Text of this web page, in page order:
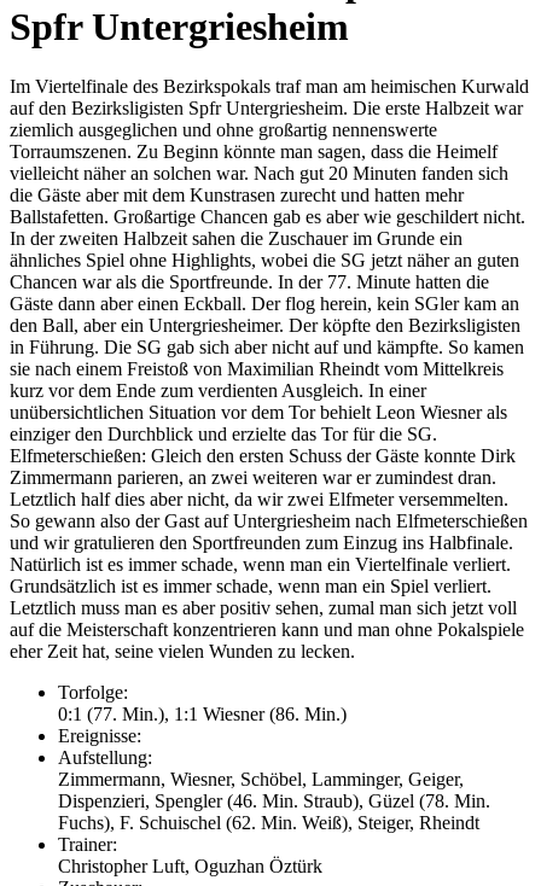
Spfr Untergriesheim
Im Viertelfinale des Bezirkspokals traf man am heimischen Kurwald
auf den Bezirksligisten Spfr Untergriesheim. Die erste Halbzeit war
ziemlich ausgeglichen und ohne großartig nennenswerte
Torraumszenen. Zu Beginn könnte man sagen, dass die Heimelf
vielleicht näher an solchen war. Nach gut 20 Minuten fanden sich
die Gäste aber mit dem Kunstrasen zurecht und hatten mehr
Ballstafetten. Großartige Chancen gab es aber wie geschildert nicht.
In der zweiten Halbzeit sahen die Zuschauer im Grunde ein
ähnliches Spiel ohne Highlights, wobei die SG jetzt näher an guten
Chancen war als die Sportfreunde. In der 77. Minute hatten die
Gäste dann aber einen Eckball. Der flog herein, kein SGler kam an
den Ball, aber ein Untergriesheimer. Der köpfte den Bezirksligisten
in Führung. Die SG gab sich aber nicht auf und kämpfte. So kamen
sie nach einem Freistoß von Maximilian Rheindt vom Mittelkreis
kurz vor dem Ende zum verdienten Ausgleich. In einer
unübersichtlichen Situation vor dem Tor behielt Leon Wiesner als
einziger den Durchblick und erzielte das Tor für die SG.
Elfmeterschießen: Gleich den ersten Schuss der Gäste konnte Dirk
Zimmermann parieren, an zwei weiteren war er zumindest dran.
Letztlich half dies aber nicht, da wir zwei Elfmeter versemmelten.
So gewann also der Gast auf Untergriesheim nach Elfmeterschießen
und wir gratulieren den Sportfreunden zum Einzug ins Halbfinale.
Natürlich ist es immer schade, wenn man ein Viertelfinale verliert.
Grundsätzlich ist es immer schade, wenn man ein Spiel verliert.
Letztlich muss man es aber positiv sehen, zumal man sich jetzt voll
auf die Meisterschaft konzentrieren kann und man ohne Pokalspiele
eher Zeit hat, seine vielen Wunden zu lecken.
Torfolge:
0:1 (77. Min.), 1:1 Wiesner (86. Min.)
Ereignisse:
Aufstellung:
Zimmermann, Wiesner, Schöbel, Lamminger, Geiger,
Dispenzieri, Spengler (46. Min. Straub), Güzel (78. Min.
Fuchs), F. Schuischel (62. Min. Weiß), Steiger, Rheindt
Trainer:
Christopher Luft, Oguzhan Öztürk